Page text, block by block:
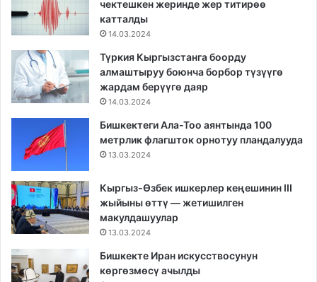
чектешкен жеринде жер титирөө
катталды
14.03.2024
Түркия Кыргызстанга боорду
алмаштыруу боюнча борбор түзүүгө
жардам берүүгө даяр
14.03.2024
Бишкектеги Ала-Тоо аянтында 100
метрлик флагшток орнотуу пландалууда
13.03.2024
Кыргыз-Өзбек ишкерлер кеңешинин III
жыйыны өттү — жетишилген
макулдашуулар
13.03.2024
Бишкекте Иран искусствосунун
көргөзмөсү ачылды